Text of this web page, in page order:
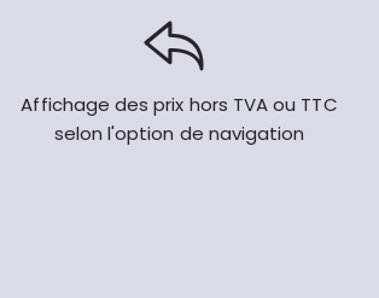
Affichage des prix hors TVA ou TTC
selon l'option de navigation